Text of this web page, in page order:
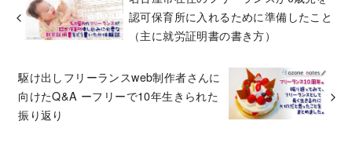
認可保育所に入れるために準備したこと
（主に就労証明書の書き方）
駆け出しフリーランスweb制作者さんに
向けたQ&A ーフリーで10年生きられた
振り返り